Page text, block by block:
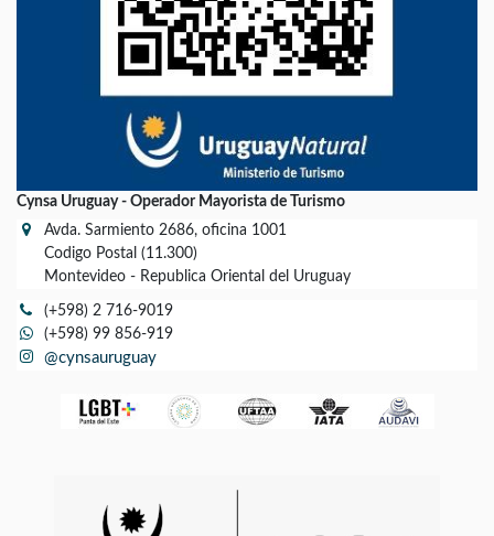
Cynsa Uruguay - Operador Mayorista de Turismo
Avda. Sarmiento 2686, oficina 1001
Codigo Postal (11.300)
Montevideo - Republica Oriental del Uruguay
(+598) 2 716-9019
(+598) 99 856-919
@cynsauruguay